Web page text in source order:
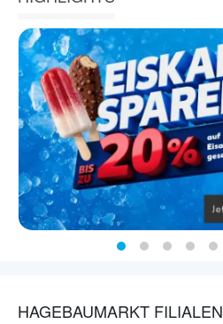
HAGEBAUMARKT FILIALEN